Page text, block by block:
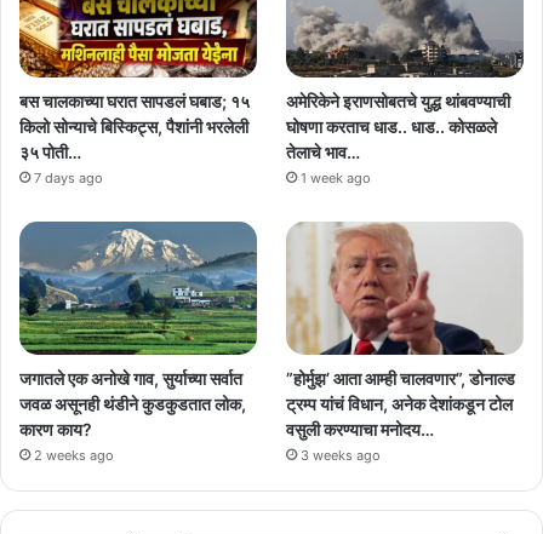
बस चालकाच्या घरात सापडलं घबाड; १५
किलो सोन्याचे बिस्किट्स, पैशांनी भरलेली
३५ पोती…
7 days ago
अमेरिकेने इराणसोबतचे युद्ध थांबवण्याची
घोषणा करताच धाड.. धाड.. कोसळले
तेलाचे भाव…
1 week ago
जगातले एक अनोखे गाव, सुर्याच्या सर्वात
जवळ असूनही थंडीने कुडकुडतात लोक,
कारण काय?
2 weeks ago
”होर्मुझ’ आता आम्ही चालवणार”, डोनाल्ड
ट्रम्प यांचं विधान, अनेक देशांकडून टोल
वसुली करण्याचा मनोदय…
3 weeks ago